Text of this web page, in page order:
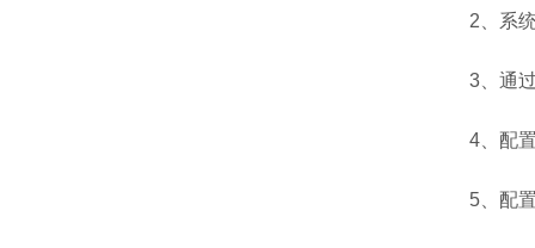
2、系统
3、通过
4、配置
5、配置